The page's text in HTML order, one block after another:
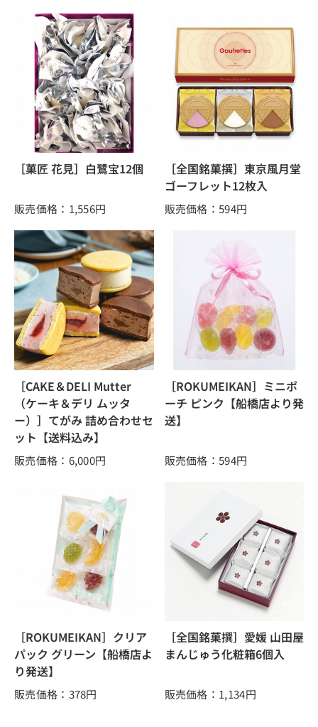
［菓匠 花見］白鷺宝12個
販売価格：1,556円
［全国銘菓撰］東京風月堂
ゴーフレット12枚入
販売価格：594円
［CAKE＆DELI Mutter
（ケーキ＆デリ ムッタ
ー）］てがみ 詰め合わせセ
ット【送料込み】
販売価格：6,000円
［ROKUMEIKAN］ミニポ
ーチ ピンク【船橋店より発
送】
販売価格：594円
［ROKUMEIKAN］クリア
パック グリーン【船橋店よ
り発送】
販売価格：378円
［全国銘菓撰］愛媛 山田屋
まんじゅう化粧箱6個入
販売価格：1,134円